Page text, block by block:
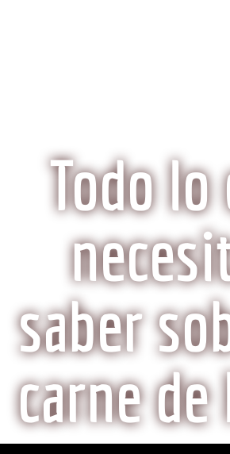
Todo lo
saber
carne de